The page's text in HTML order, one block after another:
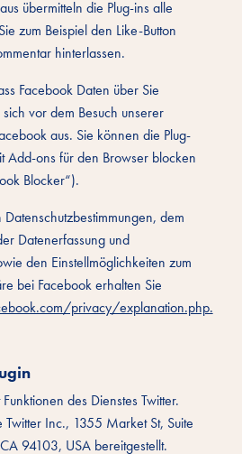
übermitteln die Plug-ins alle
zum Beispiel den Like-Button
hinterlassen.
Facebook Daten über Sie
vor dem Besuch unserer
aus. Sie können die Plug-
Add-ons für den Browser blocken
Blocker“).
dem
Datenerfassung und
den Einstellmöglichkeiten zum
bei Facebook erhalten Sie
privacy/explanation.php.
des Dienstes Twitter.
Inc., 1355 Market St, Suite
94103, USA bereitgestellt.